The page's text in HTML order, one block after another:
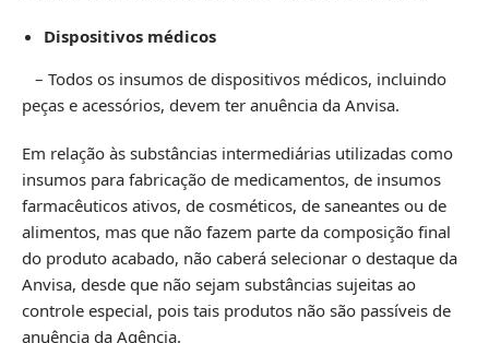
Dispositivos médicos
– Todos os insumos de dispositivos médicos, incluindo
peças e acessórios, devem ter anuência da Anvisa.
Em relação às substâncias intermediárias utilizadas como
insumos para fabricação de medicamentos, de insumos
farmacêuticos ativos, de cosméticos, de saneantes ou de
alimentos, mas que não fazem parte da composição final
do produto acabado, não caberá selecionar o destaque da
Anvisa, desde que não sejam substâncias sujeitas ao
controle especial, pois tais produtos não são passíveis de
anuência da Agência.